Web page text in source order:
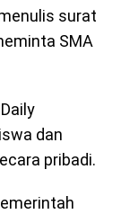
surat
SMA
dan
pribadi.